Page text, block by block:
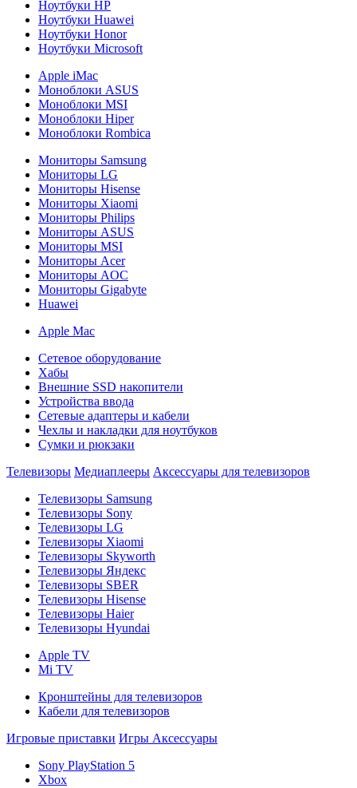
Ноутбуки HP
Ноутбуки Huawei
Ноутбуки Honor
Ноутбуки Microsoft
Apple iMac
Моноблоки ASUS
Моноблоки MSI
Моноблоки Hiper
Моноблоки Rombica
Мониторы Samsung
Мониторы LG
Мониторы Hisense
Мониторы Xiaomi
Мониторы Philips
Мониторы ASUS
Мониторы MSI
Мониторы Acer
Мониторы AOC
Мониторы Gigabyte
Huawei
Apple Mac
Сетевое оборудование
Хабы
Внешние SSD накопители
Устройства ввода
Сетевые адаптеры и кабели
Чехлы и накладки для ноутбуков
Сумки и рюкзаки
Телевизоры Медиаплееры Аксессуары для телевизоров
Телевизоры Samsung
Телевизоры Sony
Телевизоры LG
Телевизоры Xiaomi
Телевизоры Skyworth
Телевизоры Яндекс
Телевизоры SBER
Телевизоры Hisense
Телевизоры Haier
Телевизоры Hyundai
Apple TV
Mi TV
Кронштейны для телевизоров
Кабели для телевизоров
Игровые приставки Игры Аксессуары
Sony PlayStation 5
Xbox